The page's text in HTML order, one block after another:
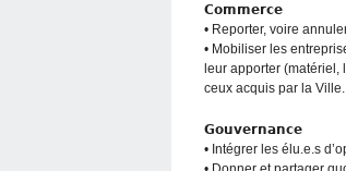
𝗖𝗼𝗺𝗺𝗲𝗿𝗰𝗲
• Reporter, voire
• Mobiliser les
leur apporter (matériel,
ceux acquis par la Ville.
𝗚𝗼𝘂𝘃𝗲𝗿𝗻𝗮𝗻𝗰𝗲
• Intégrer les élu.e.s